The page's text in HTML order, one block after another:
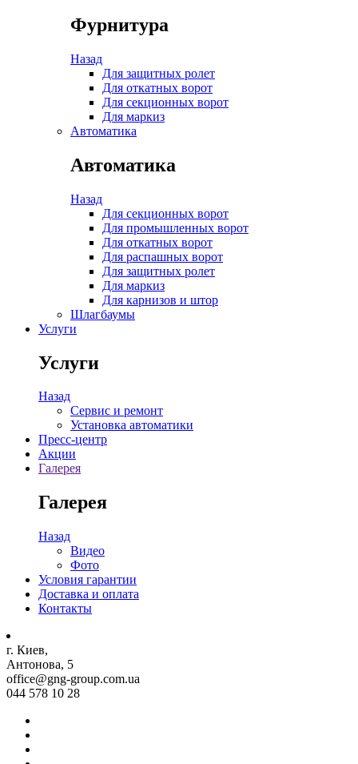
Фурнитура
Назад
Для защитных ролет
Для откатных ворот
Для секционных ворот
Для маркиз
Автоматика
Автоматика
Назад
Для секционных ворот
Для промышленных ворот
Для откатных ворот
Для распашных ворот
Для защитных ролет
Для маркиз
Для карнизов и штор
Шлагбаумы
Услуги
Услуги
Назад
Сервис и ремонт
Установка автоматики
Пресс-центр
Акции
Галерея
Галерея
Назад
Видео
Фото
Условия гарантии
Доставка и оплата
Контакты
г. Киев,
Антонова, 5
office@gng-group.com.ua
044 578 10 28